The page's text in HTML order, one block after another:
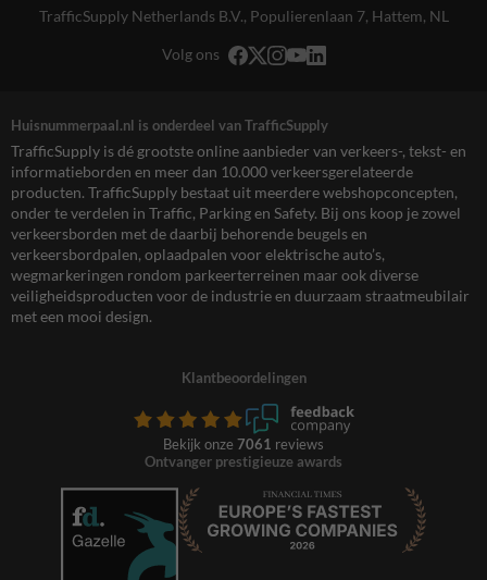
TrafficSupply Netherlands B.V., Populierenlaan 7, Hattem, NL
Volg ons
Huisnummerpaal.nl is onderdeel van TrafficSupply
TrafficSupply is dé grootste online aanbieder van verkeers-, tekst- en
informatieborden en meer dan 10.000 verkeersgerelateerde
producten. TrafficSupply bestaat uit meerdere webshopconcepten,
onder te verdelen in Traffic, Parking en Safety. Bij ons koop je zowel
verkeersborden met de daarbij behorende beugels en
verkeersbordpalen, oplaadpalen voor elektrische auto’s,
wegmarkeringen rondom parkeerterreinen maar ook diverse
veiligheidsproducten voor de industrie en duurzaam straatmeubilair
met een mooi design.
Klantbeoordelingen
Bekijk onze 7061 reviews
Ontvanger prestigieuze awards